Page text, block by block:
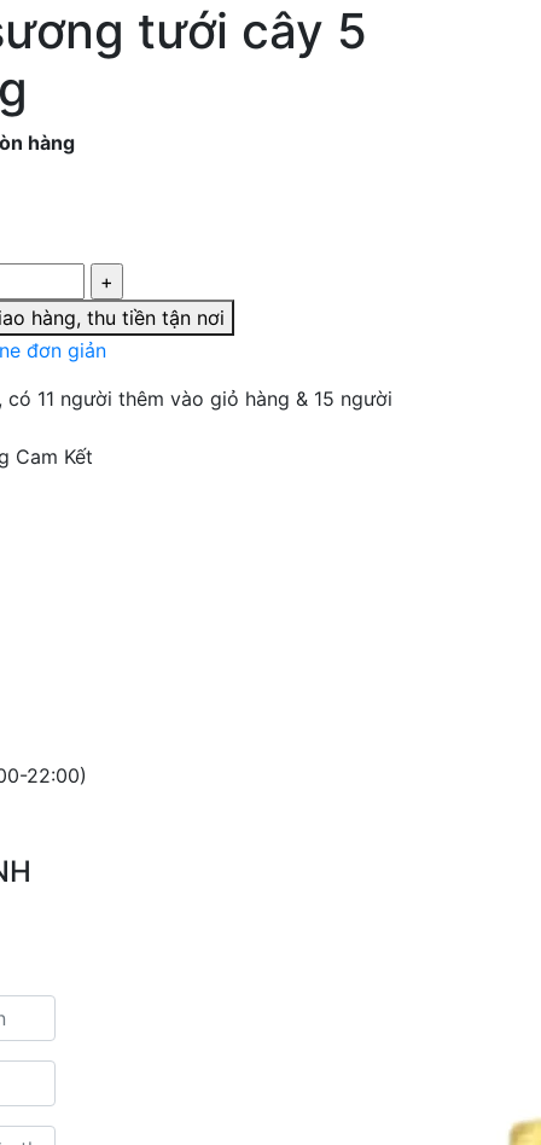
tưới cây 5
hàng
hàng, thu tiền tận nơi
đơn giản
có 11 người thêm vào giỏ hàng & 15 người
Cam Kết
22:00)